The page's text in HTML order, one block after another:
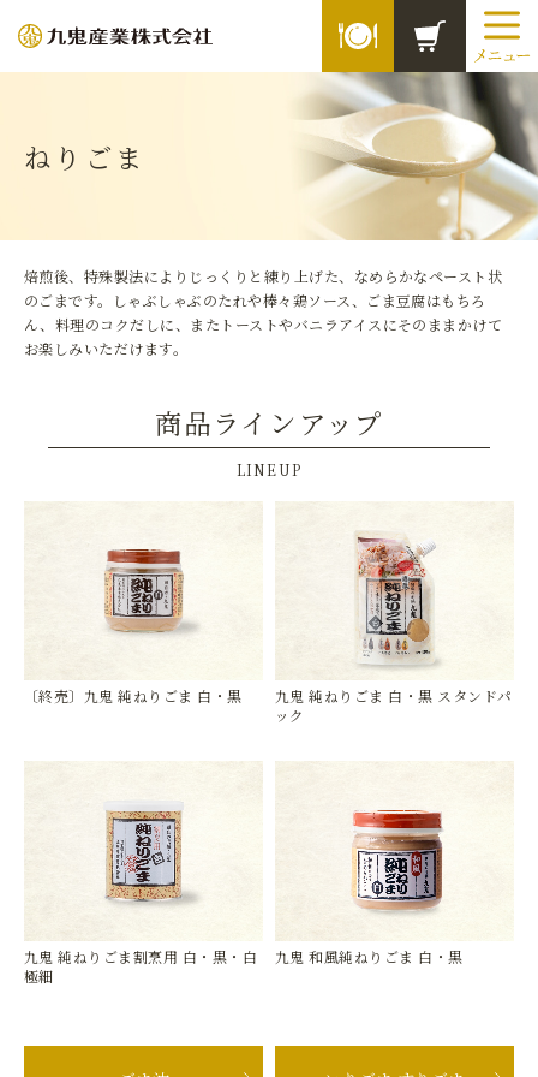
ねりごま
焙煎後、特殊製法によりじっくりと練り上げた、なめらかなペースト状
のごまです。しゃぶしゃぶのたれや棒々鶏ソース、ごま豆腐はもちろ
ん、料理のコクだしに、またトーストやバニラアイスにそのままかけて
お楽しみいただけます。
商品ラインアップ
LINEUP
〔終売〕九鬼 純ねりごま 白・黒
九鬼 純ねりごま 白・黒 スタンドパ
ック
九鬼 純ねりごま割烹用 白・黒・白
極細
九鬼 和風純ねりごま 白・黒